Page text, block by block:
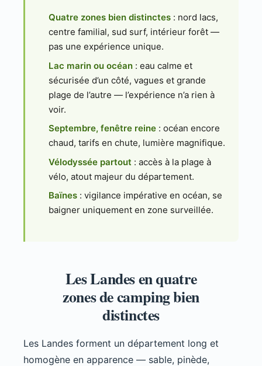
Quatre zones bien distinctes : nord lacs,
centre familial, sud surf, intérieur forêt —
pas une expérience unique.
Lac marin ou océan : eau calme et
sécurisée d’un côté, vagues et grande
plage de l’autre — l’expérience n’a rien à
voir.
Septembre, fenêtre reine : océan encore
chaud, tarifs en chute, lumière magnifique.
Vélodyssée partout : accès à la plage à
vélo, atout majeur du département.
Baïnes : vigilance impérative en océan, se
baigner uniquement en zone surveillée.
Les Landes en quatre
zones de camping bien
distinctes
Les Landes forment un département long et
homogène en apparence — sable, pinède,